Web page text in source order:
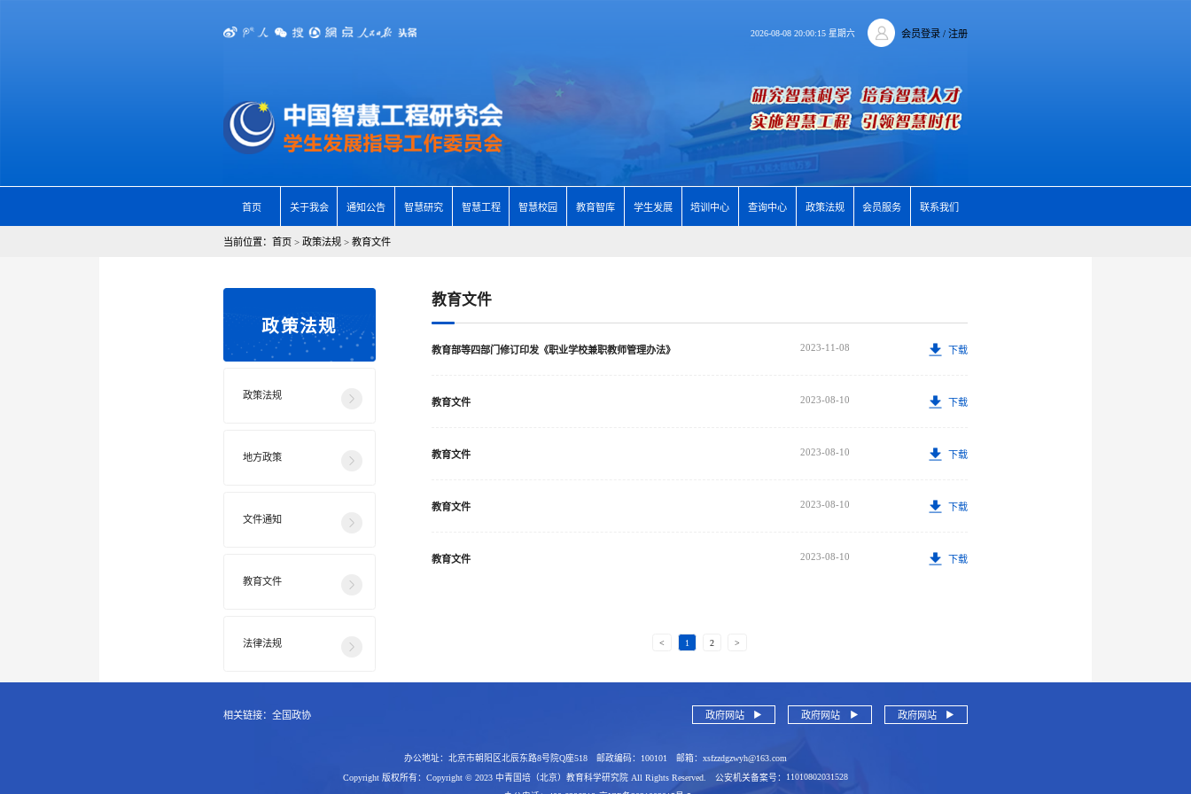
2026-08-08 20:00:15 星期六 会员登录 / 注册
首页 关于我会 通知公告 智慧研究 智慧工程 智慧校园 教育智库 学生发展 培训中心 查询中心 政策法规 会员服务 联系我们
当前位置： 首页 > 政策法规 > 教育文件
政策法规
政策法规
地方政策
文件通知
教育文件
法律法规
教育文件
教育部等四部门修订印发《职业学校兼职教师管理办法》 2023-11-08 下载
教育文件 2023-08-10 下载
教育文件 2023-08-10 下载
教育文件 2023-08-10 下载
教育文件 2023-08-10 下载
< 1 2 >
相关链接： 全国政协 政府网站 政府网站 政府网站
办公地址：北京市朝阳区北辰东路8号院Q座518 邮政编码： 100101 邮箱： xsfzzdgzwyh@163.com
Copyright 版权所有：Copyright © 2023 中青国培（北京）教育科学研究院 All Rights Reserved. 公安机关备案号： 11010802031528